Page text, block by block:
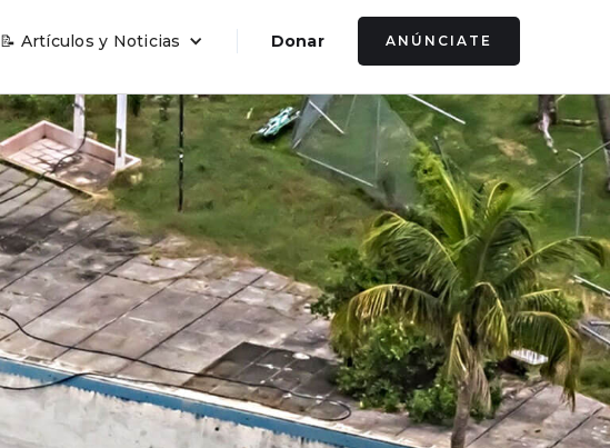
📝 Artículos y Noticias Donar ANÚNCIATE